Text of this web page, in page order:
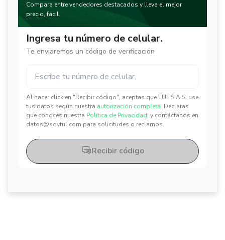
Compara entre vendedores destacados y lleva el mejor
precio, fácil.
Ingresa tu número de celular.
Te enviaremos un código de verificación
Al hacer click en "Recibir código", aceptas que TUL S.A.S. use
tus datos según nuestra autorización completa. Declaras
que conoces nuestra Política de Privacidad. y contáctanos en
datos@soytul.com para solicitudes o reclamos.
✕
✕
Recibir código